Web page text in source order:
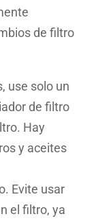
de filtro
use solo un
de filtro
Hay
y aceites
Evite usar
el filtro, ya